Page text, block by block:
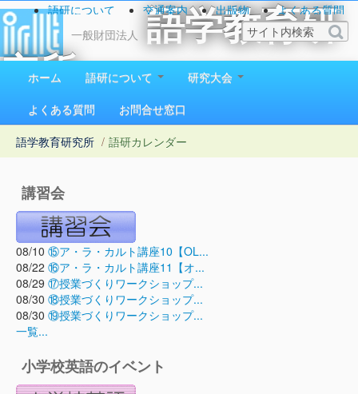
一般財団法人
語学教育研
究所
1923（大正12）年創立
語研について 交通案内 出版物
よくある質問
お問い合わせ
ホーム 語研について
研究大会
よくある質問
お問合せ窓口
語学教育研究所 / 語研カレンダー
講習会
08/10 ⑮ア・ラ・カルト講座10【OL...
08/22 ⑯ア・ラ・カルト講座11【オ...
08/29 ⑰授業づくりワークショップ...
08/30 ⑱授業づくりワークショップ...
08/30 ⑲授業づくりワークショップ...
一覧...
小学校英語のイベント